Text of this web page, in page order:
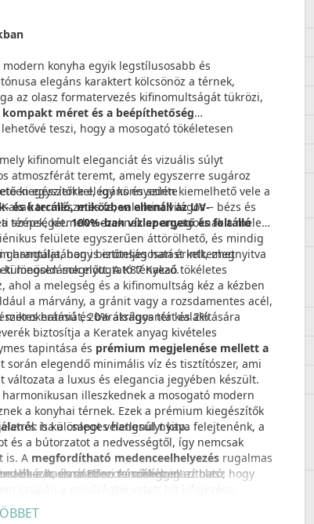
modern konyha egyik legstílusosabb és
elegáns karaktert kölcsönöz a térnek,
az olasz formatervezés kifinomultságát tükrözi,
kompakt méret és a beépíthetőség
teszi, hogy a mosogató tökéletesen
egyszerre elegáns és szinte
és karcálló, miközben ellenáll az UV-
szépségét.100%-ban vízlepergető és foltálló
felülete egyszerűen áttörölhető, és mindig
garantálja, hogy biztonságosan érintkezhet
különösen megnyugtató tényező.
mikrokerámiát, 20% akrilgyantát és 2%
biztosítja a Keratek anyag kivételes
tapintása és prémium megjelenése mellett a
elegendő minimális víz és tisztítószer, ami
ha a csapot véletlenül nyitva felejtenénk, a
és a bútorzatot a nedvességtől, így nemcsak
is. A megfordítható medenceelhelyezés rugalmas
és a használati szokásokhoz igazítható, hogy
kifinomult eleganciát és vizuális súlyt
atmoszférát teremt, amely egyszerre sugároz
kiegészítőkkel, így könnyedén kiemelhető vele a
természetes fa, valamint világos – bézs és
kiemelve ezeknek az anyagoknak a meleg
hangulatában is erőteljes hatást kelt, megnyitva
megoldások előtt. A K87 Kakaó tökéletes
a melegség és a kifinomultság kéz a kézben
a márvány, a gránit vagy a rozsdamentes acél,
hatású és barátságos tér kialakítására
változata a luxus és elegancia jegyében készült.
illeszkednek a mosogató modern
a konyhai térnek. Ezek a prémium kiegészítők
is különleges hangsúlyt kap.
és minden termékében az olasz
hűséges társ marad
az olasz Elleci minőséggel!